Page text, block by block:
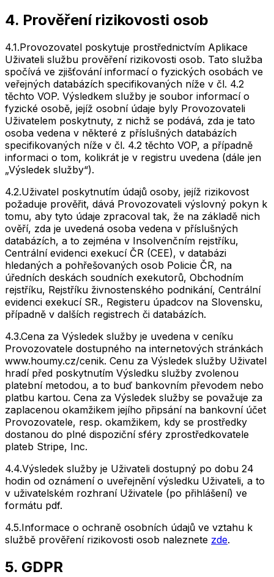
4. Prověření rizikovosti osob
4.1.Provozovatel poskytuje prostřednictvím Aplikace
Uživateli službu prověření rizikovosti osob. Tato služba
spočívá ve zjišťování informací o fyzických osobách ve
veřejných databázích specifikovaných níže v čl. 4.2
těchto VOP. Výsledkem služby je soubor informací o
fyzické osobě, jejíž osobní údaje byly Provozovateli
Uživatelem poskytnuty, z nichž se podává, zda je tato
osoba vedena v některé z příslušných databázích
specifikovaných níže v čl. 4.2 těchto VOP, a případně
informaci o tom, kolikrát je v registru uvedena (dále jen
„Výsledek služby“).
4.2.Uživatel poskytnutím údajů osoby, jejíž rizikovost
požaduje prověřit, dává Provozovateli výslovný pokyn k
tomu, aby tyto údaje zpracoval tak, že na základě nich
ověří, zda je uvedená osoba vedena v příslušných
databázích, a to zejména v Insolvenčním rejstříku,
Centrální evidenci exekucí ČR (CEE), v databázi
hledaných a pohřešovaných osob Policie ČR, na
úředních deskách soudních exekutorů, Obchodním
rejstříku, Rejstříku živnostenského podnikání, Centrální
evidenci exekucí SR., Registeru úpadcov na Slovensku,
případně v dalších registrech či databázích.
4.3.Cena za Výsledek služby je uvedena v ceníku
Provozovatele dostupného na internetových stránkách
www.houmy.cz/cenik. Cenu za Výsledek služby Uživatel
hradí před poskytnutím Výsledku služby zvolenou
platební metodou, a to buď bankovním převodem nebo
platbu kartou. Cena za Výsledek služby se považuje za
zaplacenou okamžikem jejího připsání na bankovní účet
Provozovatele, resp. okamžikem, kdy se prostředky
dostanou do plné dispoziční sféry zprostředkovatele
plateb Stripe, Inc.
4.4.Výsledek služby je Uživateli dostupný po dobu 24
hodin od oznámení o uveřejnění výsledku Uživateli, a to
v uživatelském rozhraní Uživatele (po přihlášení) ve
formátu pdf.
4.5.Informace o ochraně osobních údajů ve vztahu k
službě prověření rizikovosti osob naleznete zde.
5. GDPR